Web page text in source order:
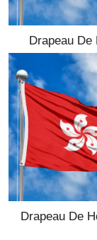
Unis (États)
Langue
À propos
S'il vous plaît,
ce site en
Drapeau De
Drapeau De